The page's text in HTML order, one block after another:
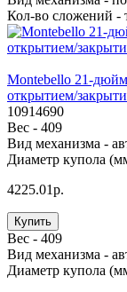
Кол-во сложений -
Montebello 21-
открытием/
10914690
Вес - 409
Вид механизма -
Диаметр купола
4225.01р.
Купить
Вес - 409
Вид механизма -
Диаметр купола